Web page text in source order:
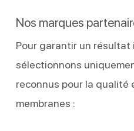
Nos marques
Pour garantir un résultat
sélectionnons
reconnus pour la qualité
membranes :